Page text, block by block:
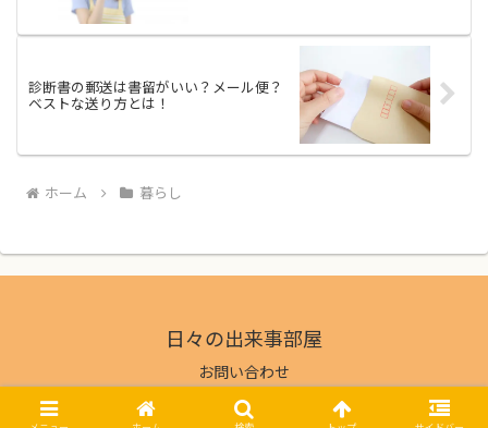
診断書の郵送は書留がいい？メール便？
ベストな送り方とは！
ホーム 暮らし
日々の出来事部屋
お問い合わせ
© 2017 日々の出来事部屋.